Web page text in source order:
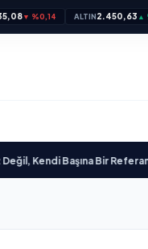
▼ %0,14 ALTIN2.450,63 ▲
Başına Bir Referans”•